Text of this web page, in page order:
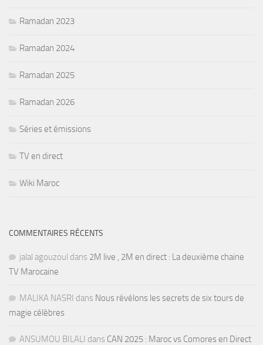
Ramadan 2023
Ramadan 2024
Ramadan 2025
Ramadan 2026
Séries et émissions
TV en direct
Wiki Maroc
COMMENTAIRES RÉCENTS
jalal agouzoul dans 2M live , 2M en direct : La deuxième chaine
TV Marocaine
MALIKA NASRI dans Nous révélons les secrets de six tours de
magie célèbres
ANSUMOU BILALI dans CAN 2025 : Maroc vs Comores en Direct